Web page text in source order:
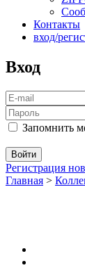
Контакты
вход/
Вход
Запомнить
Регистрация
Главная >